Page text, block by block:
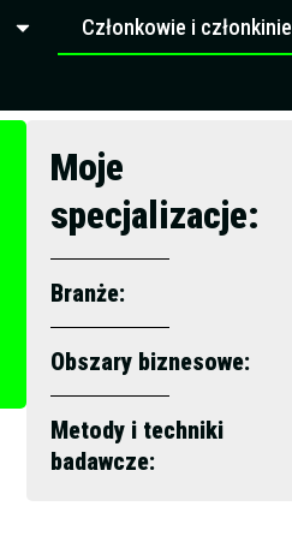
Członkowie i członkinie
Moje
specjalizacje:
Branże:
Obszary biznesowe:
Metody i techniki
badawcze: